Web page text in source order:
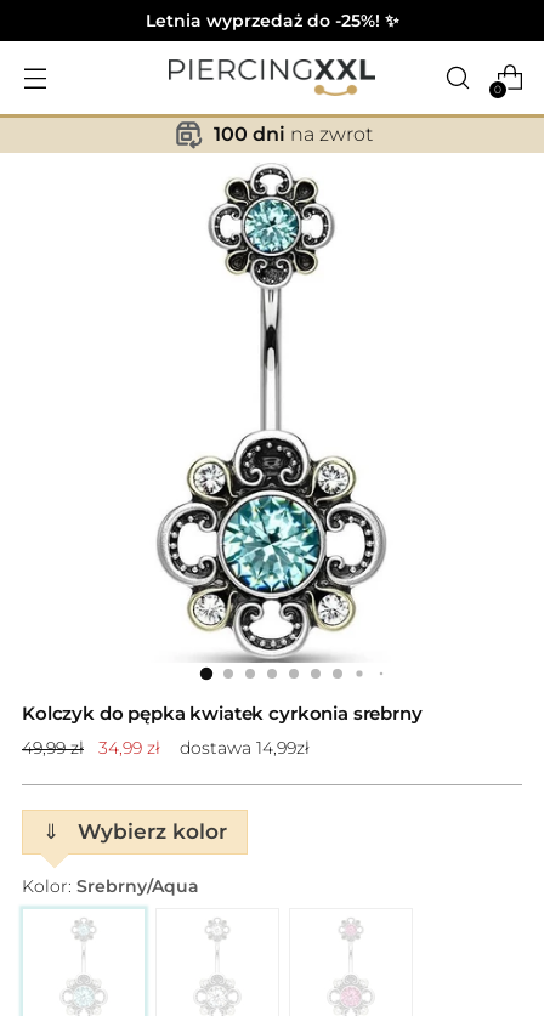
Letnia wyprzedaż do -25%! ✨
0
✕
100 dni na zwrot
Kolczyk do pępka kwiatek cyrkonia srebrny
Cena
49,99 zł 34,99 zł dostawa 14,99zł
⇓ Wybierz kolor
Kolor: Srebrny/Aqua